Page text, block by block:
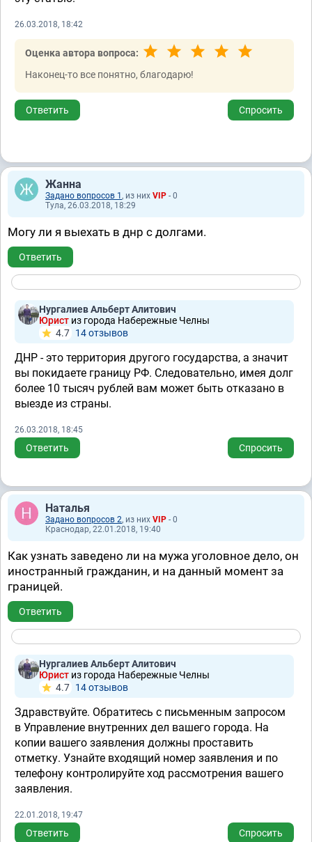
26.03.2018, 18:42
Оценка автора вопроса:
Наконец-то все понятно, благодарю!
Ответить Спросить
Жанна
Задано вопросов 1 , из них VIP - 0
Тула, 26.03.2018, 18:29
Могу ли я выехать в днр с долгами.
Ответить
Нургалиев Альберт Алитович
Юрист из города Набережные Челны
4.7 14 отзывов
ДНР - это территория другого государства, а значит
вы покидаете границу РФ. Следовательно, имея долг
более 10 тысяч рублей вам может быть отказано в
выезде из страны.
26.03.2018, 18:45
Ответить Спросить
Наталья
Задано вопросов 2, из них VIP - 0
Краснодар, 22.01.2018, 19:40
Как узнать заведено ли на мужа уголовное дело, он
иностранный гражданин, и на данный момент за
границей.
Ответить
Нургалиев Альберт Алитович
Юрист из города Набережные Челны
4.7 14 отзывов
Здравствуйте. Обратитесь с письменным запросом
в Управление внутренних дел вашего города. На
копии вашего заявления должны проставить
отметку. Узнайте входящий номер заявления и по
телефону контролируйте ход рассмотрения вашего
заявления.
22.01.2018, 19:47
Ответить Спросить